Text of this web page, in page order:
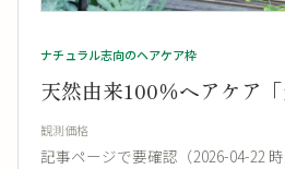
ナチュラル志向のヘアケア枠
天然由来100％ヘアケア「
観測価格
記事ページで要確認（2026-04-22